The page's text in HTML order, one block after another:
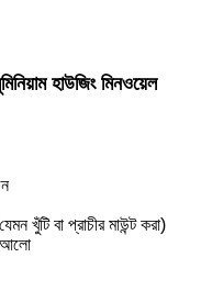
হাউজিং মিনওয়েল
খুঁটি বা প্রাচীর মাউন্ট করা)
আলো